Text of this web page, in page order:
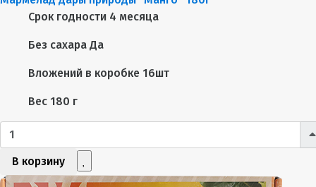
Срок годности 4 месяца
Без сахара Да
Вложений в коробке 16шт
Вес 180 г
В корзину